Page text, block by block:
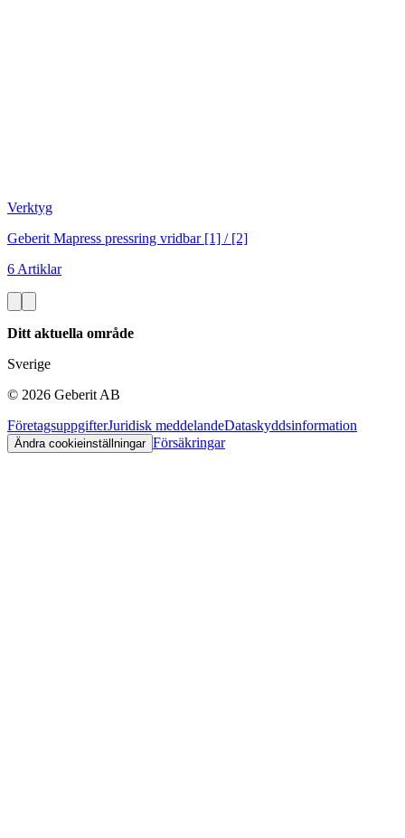
Verktyg
Geberit Mapress pressring vridbar [1] / [2]
6 Artiklar
Ditt aktuella område
Sverige
© 2026 Geberit AB
FöretagsuppgifterJuridisk meddelandeDataskyddsinformation
Ändra cookieinställningar Försäkringar